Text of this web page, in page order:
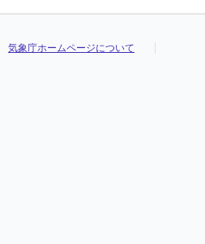
気象庁ホームページについて